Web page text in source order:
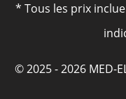
* Tous les prix
© 2025 - 2026 MED-